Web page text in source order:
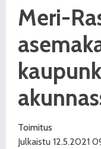
Meri-
Toimitus
Julkaistu 12.5.2021